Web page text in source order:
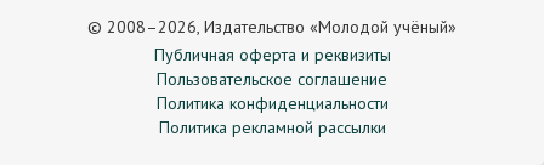
© 2008–2026, Издательство «Молодой учёный»
Публичная оферта и реквизиты
Пользовательское соглашение
Политика конфиденциальности
Политика рекламной рассылки